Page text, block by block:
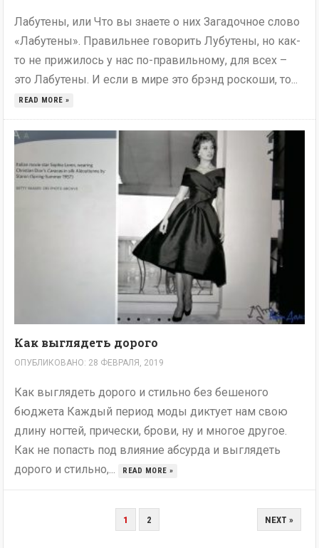
Лабутены, или Что вы знаете о них Загадочное слово
«Лабутены». Правильнее говорить Лубутены, но как-
то не прижилось у нас по-правильному, для всех –
это Лабутены. И если в мире это брэнд роскоши, то...
READ MORE »
Как выглядеть дорого
ОПУБЛИКОВАНО: 28 ФЕВРАЛЯ, 2019
Как выглядеть дорого и стильно без бешеного
бюджета Каждый период моды диктует нам свою
длину ногтей, прически, брови, ну и многое другое.
Как не попасть под влияние абсурда и выглядеть
дорого и стильно,...
READ MORE »
1 2 NEXT »